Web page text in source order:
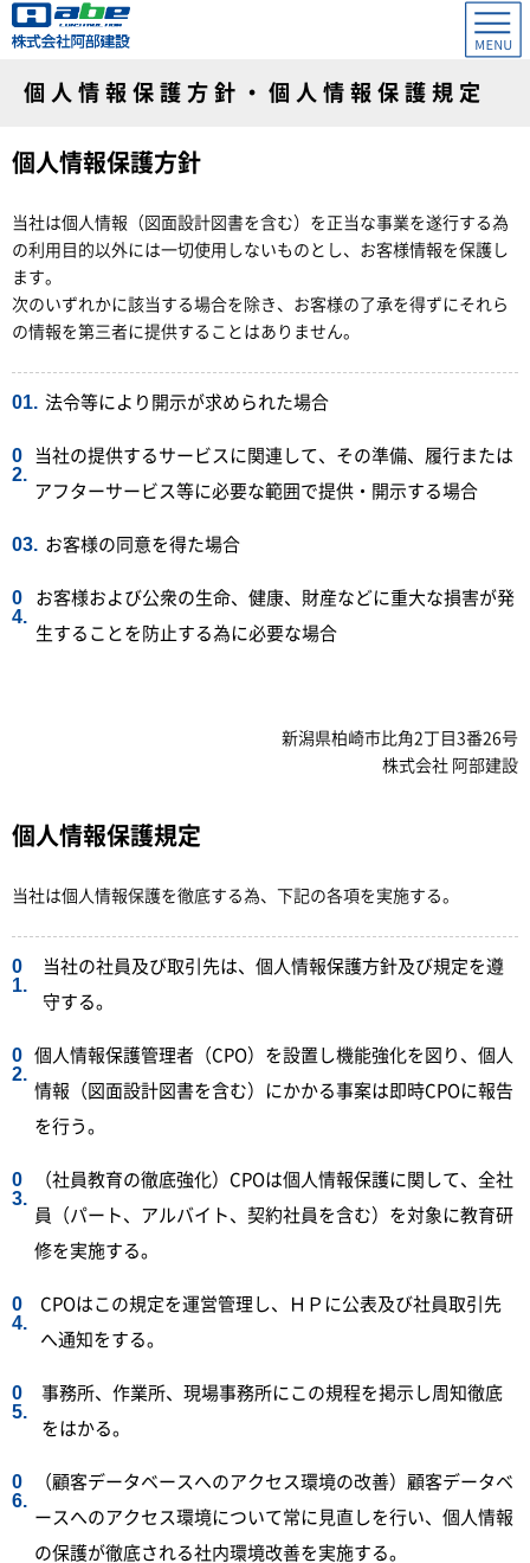
個人情報保護方針・個人情報保護規定
個人情報保護方針
当社は個人情報（図面設計図書を含む）を正当な事業を遂行する為
の利用目的以外には一切使用しないものとし、お客様情報を保護し
ます。
次のいずれかに該当する場合を除き、お客様の了承を得ずにそれら
の情報を第三者に提供することはありません。
法令等により開示が求められた場合
当社の提供するサービスに関連して、その準備、履行または
アフターサービス等に必要な範囲で提供・開示する場合
お客様の同意を得た場合
お客様および公衆の生命、健康、財産などに重大な損害が発
生することを防止する為に必要な場合
新潟県柏崎市比角2丁目3番26号
株式会社 阿部建設
個人情報保護規定
当社は個人情報保護を徹底する為、下記の各項を実施する。
当社の社員及び取引先は、個人情報保護方針及び規定を遵
守する。
個人情報保護管理者（CPO）を設置し機能強化を図り、個人
情報（図面設計図書を含む）にかかる事案は即時CPOに報告
を行う。
（社員教育の徹底強化）CPOは個人情報保護に関して、全社
員（パート、アルバイト、契約社員を含む）を対象に教育研
修を実施する。
CPOはこの規定を運営管理し、ＨＰに公表及び社員取引先
へ通知をする。
事務所、作業所、現場事務所にこの規程を掲示し周知徹底
をはかる。
（顧客データベースへのアクセス環境の改善）顧客データベ
ースへのアクセス環境について常に見直しを行い、個人情報
の保護が徹底される社内環境改善を実施する。
柏崎 0257-23-4173